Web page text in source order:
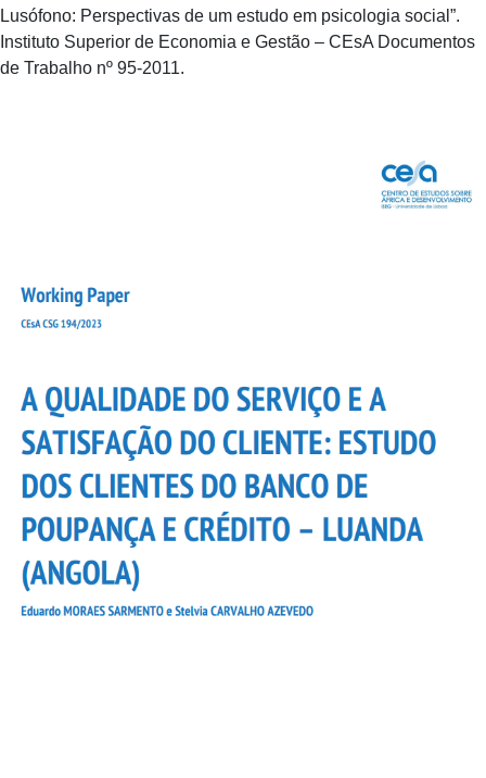
Lusófono: Perspectivas de um estudo em psicologia social”.
Instituto Superior de Economia e Gestão – CEsA Documentos
de Trabalho nº 95-2011.